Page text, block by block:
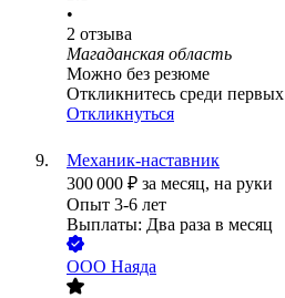
•
2 отзыва
Магаданская область
Можно без резюме
Откликнитесь среди первых
Откликнуться
Механик-наставник
300 000 ₽ за месяц, на руки
Опыт 3-6 лет
Выплаты: Два раза в месяц
ООО Наяда